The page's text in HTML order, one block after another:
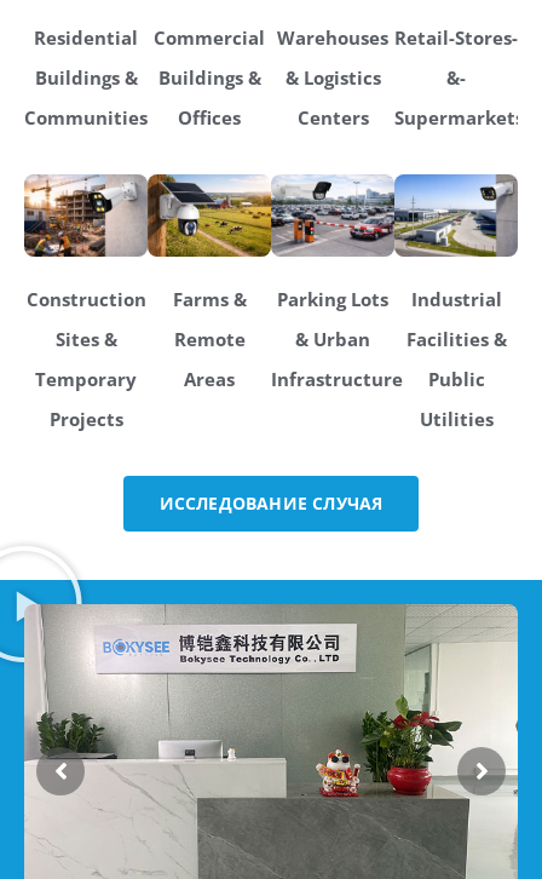
Residential
Buildings &
Communities
Commercial
Buildings &
Offices
Warehouses
& Logistics
Centers
Retail-Stores-
&-
Supermarkets
Construction
Sites &
Temporary
Projects
Farms &
Remote
Areas
Parking Lots
& Urban
Infrastructure
Industrial
Facilities &
Public
Utilities
ИССЛЕДОВАНИЕ СЛУЧАЯ